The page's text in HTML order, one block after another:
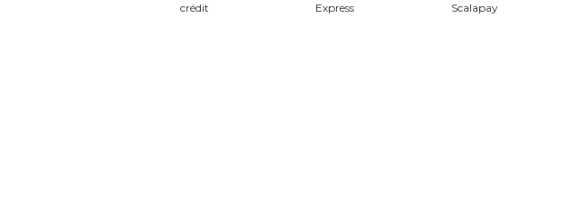
crédit
Express
Scalapay